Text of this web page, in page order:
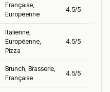
Française,
Européenne
4.5/5
Italienne,
Européenne,
Pizza
4.5/5
Brunch, Brasserie,
Française
4.5/5